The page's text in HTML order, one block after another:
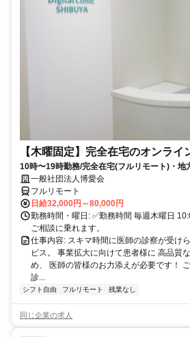
【木曜固定】完全在宅のオンライ
10時〜19時勤務/完全在宅(フルリモート)・地
業務一般社団法人博愛会
フルリモート
日給32,000円～80,000円
勤務時間・曜日: ✅勤務時間 毎週木曜日
ご相談に乗れます。
仕事内容: スキマ時間に医師の診察が受け
ビス。 事業拡大に向けて患者様に 高品質
め、 医師の皆様のお力添えが必要です！
診...
シフト自由 フルリモート 残業なし
同じ企業の求人